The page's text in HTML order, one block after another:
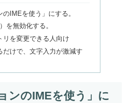
のIMEを使う」にする。
を無効化する。
を変更できる人向け
だけで、文字入力が激減す
ンのIMEを使う」に